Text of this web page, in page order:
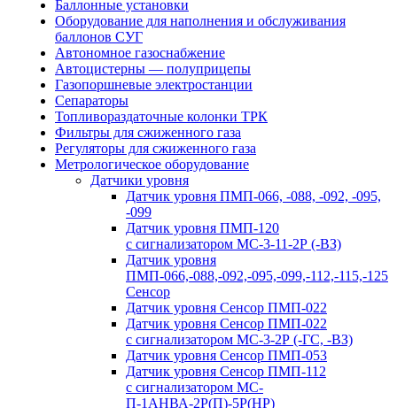
Баллонные установки
Оборудование для наполнения и обслуживания
баллонов СУГ
Автономное газоснабжение
Автоцистерны — полуприцепы
Газопоршневые электростанции
Сепараторы
Топливораздаточные колонки ТРК
Фильтры для сжиженного газа
Регуляторы для сжиженного газа
Метрологическое оборудование
Датчики уровня
Датчик уровня ПМП-066, -088, -092, -095,
-099
Датчик уровня ПМП-120
с сигнализатором МС-3-11-2Р (-ВЗ)
Датчик уровня
ПМП-066,-088,-092,-095,-099,-112,-115,-125
Сенсор
Датчик уровня Сенсор ПМП-022
Датчик уровня Сенсор ПМП-022
с сигнализатором МС-3-2Р (-ГС, -ВЗ)
Датчик уровня Сенсор ПМП-053
Датчик уровня Сенсор ПМП-112
с сигнализатором МС-
П-1АНВА-2Р(П)-5Р(НР)